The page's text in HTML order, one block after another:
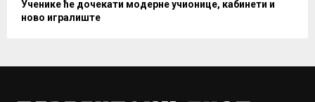
Ученике ће дочекати модерне учионице, кабинети и
ново игралиште